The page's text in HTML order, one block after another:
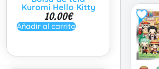
Kuromi Hello Kitty
10.00€
Añadir al carrito